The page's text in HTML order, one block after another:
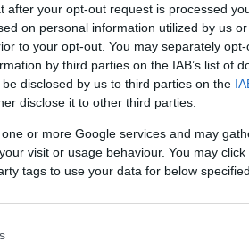
after your opt-out request is processed
on personal information utilized by us
to your opt-out. You may separately
by third parties on the IAB’s list of
disclosed by us to third parties on the
disclose it to other third parties.
or more Google services and may
visit or usage behaviour. You may
tags to use your data for below
ÚJ ALBUM
et elektro-poppal vegyítő
Eleanore Everdell és a
jelentette meg címnélküli